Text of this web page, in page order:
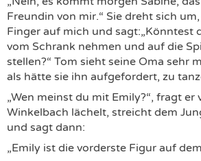
Freundin von mir.“ Sie dreht sich
Finger auf mich und sagt:„Könntest
vom Schrank nehmen und auf die
stellen?“ Tom sieht seine Oma sehr
als hätte sie ihn aufgefordert, zu
„Wen meinst du mit Emily?“, fragt er
Winkelbach lächelt, streicht dem
und sagt dann:
„Emily ist die vorderste Figur auf